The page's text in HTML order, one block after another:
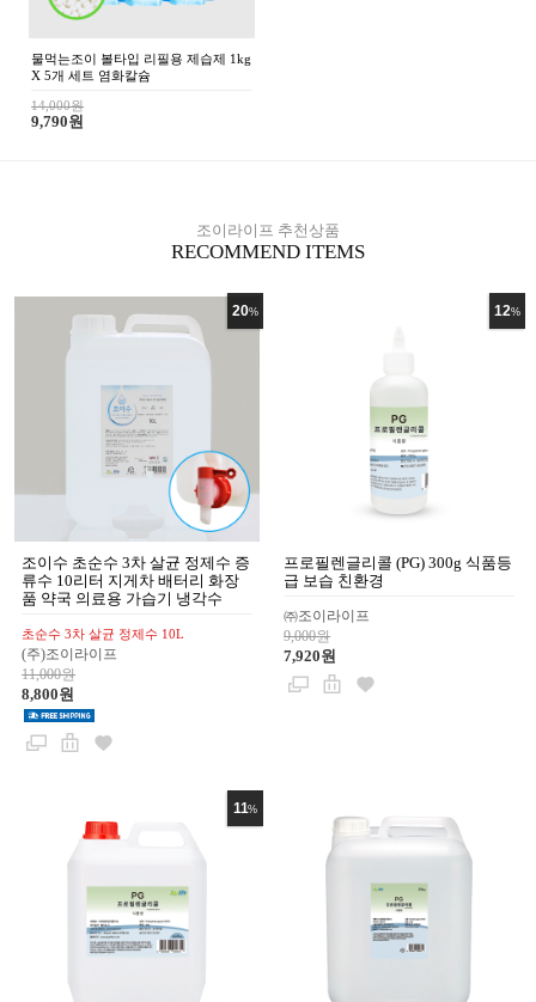
조이수 3차 정제수 증류수 200리터 지
기 냉각수
조이라이프 추천상품
RECOMMEND ITEMS
20%
조이수 초순수 3차 살균 정제수 증
류수 10리터 지게차 배터리 화장
품 약국 의료용 가습기 냉각수
초순수 3차 살균 정제수 10L
(주)조이라이프
11,000원
8,800원
12%
프로필렌글리콜 (PG) 300g 식품등
급 보습 친환경
㈜조이라이프
9,000원
7,920원
11%